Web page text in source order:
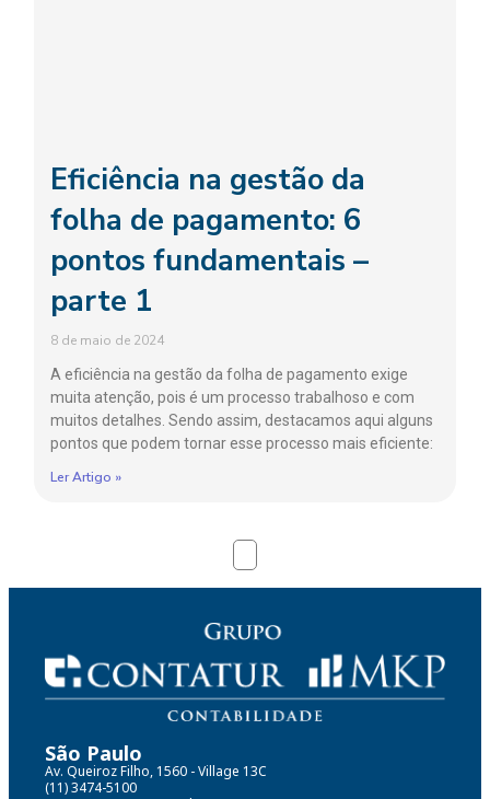
Eficiência na gestão da
folha de pagamento: 6
pontos fundamentais –
parte 1
8 de maio de 2024
A eficiência na gestão da folha de pagamento exige
muita atenção, pois é um processo trabalhoso e com
muitos detalhes. Sendo assim, destacamos aqui alguns
pontos que podem tornar esse processo mais eficiente:
Ler Artigo »
São Paulo
Av. Queiroz Filho, 1560 - Village 13C
(11) 3474-5100